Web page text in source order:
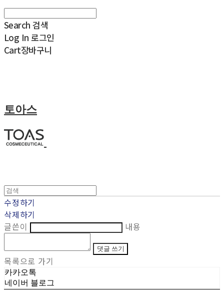
Search 검색
Log In 로그인
Cart장바구니
토아스
수정하기
삭제하기
글쓴이
내용
댓글 쓰기
목록으로 가기
카카오톡
네이버 블로그